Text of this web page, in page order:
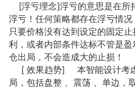
#狼行天下 # 黄金
59 3.4k
[浮亏理念]浮亏的意思是在所
浮亏！任何策略都存在浮亏情况
只要价格没有达到设定的固定
利，或者内部条件达标不管是
仓出局，不会造成大的止损！
[ 效果趋势] 本智能设计考
局，包括盘整 、震荡 、单边，